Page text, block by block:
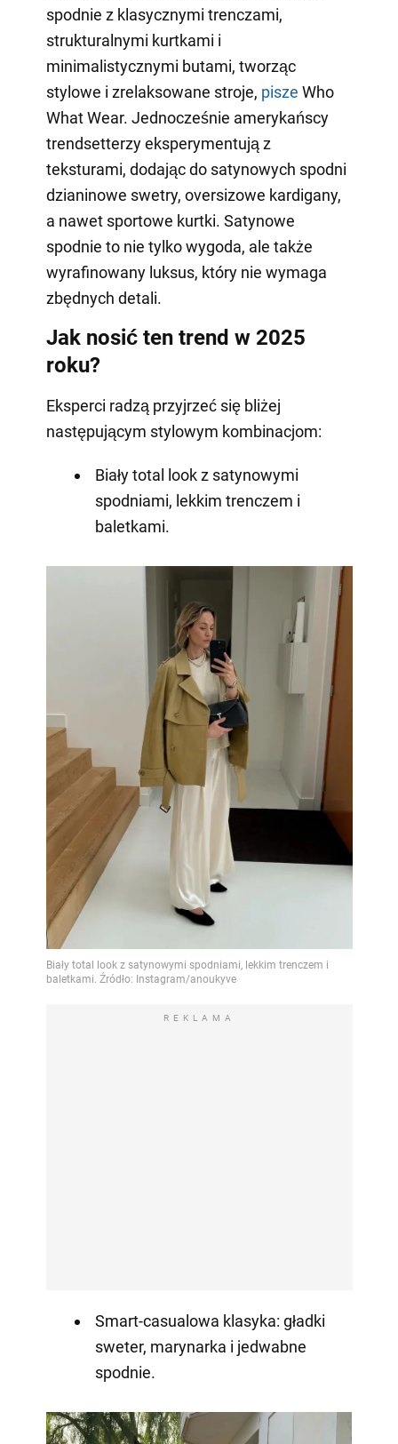
spodnie z klasycznymi trenczami,
strukturalnymi kurtkami i
minimalistycznymi butami, tworząc
stylowe i zrelaksowane stroje, pisze Who
What Wear. Jednocześnie amerykańscy
trendsetterzy eksperymentują z
teksturami, dodając do satynowych spodni
dzianinowe swetry, oversizowe kardigany,
a nawet sportowe kurtki. Satynowe
spodnie to nie tylko wygoda, ale także
wyrafinowany luksus, który nie wymaga
zbędnych detali.
Jak nosić ten trend w 2025
roku?
Eksperci radzą przyjrzeć się bliżej
następującym stylowym kombinacjom:
Biały total look z satynowymi
spodniami, lekkim trenczem i
baletkami.
REKLAMA
Smart-casualowa klasyka: gładki
sweter, marynarka i jedwabne
spodnie.